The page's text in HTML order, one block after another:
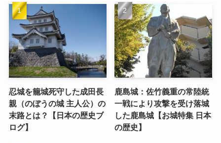
忍城を籠城死守した成田長
親（のぼうの城 主人公）の
末路とは？【日本の歴史ブ
ログ】
鹿島城：佐竹義重の常陸統
一戦により攻撃を受け落城
した鹿島城【お城特集 日本
の歴史】